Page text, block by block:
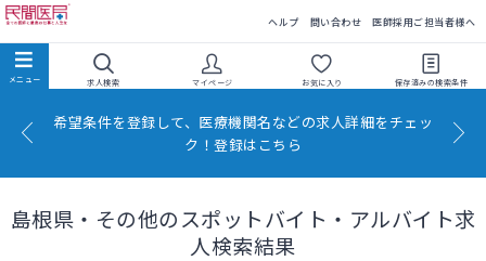
ヘルプ 問い合わせ 医師採用ご担当者様へ
求人検索 マイページ お気に入り 保存済みの検索条件
希望条件を登録して、医療機関名などの求人詳細をチェッ
ク！登録はこちら
島根県・その他のスポットバイト・アルバイト求
人検索結果